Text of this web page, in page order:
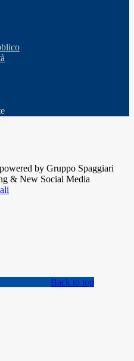
by Gruppo Spaggiari
& New Social Media
Back to top